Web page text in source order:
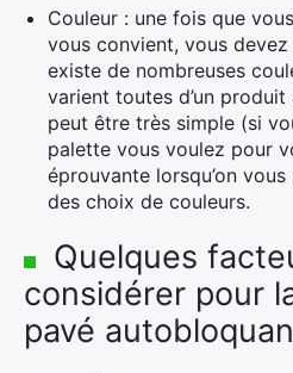
Couleur : une fois que
vous convient, vous
existe de nombreuses
varient toutes d’un produit
peut être très simple (si
palette vous voulez pour
éprouvante lorsqu’on vous
des choix de couleurs.
Quelques
considérer pour
pavé